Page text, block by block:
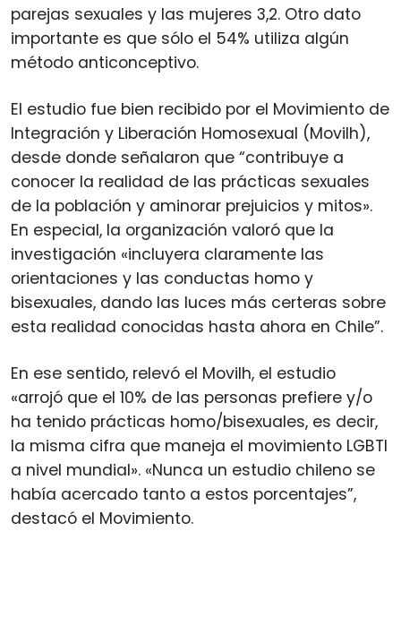
parejas sexuales y las mujeres 3,2. Otro dato
importante es que sólo el 54% utiliza algún
método anticonceptivo.
El estudio fue bien recibido por el Movimiento de
Integración y Liberación Homosexual (Movilh),
desde donde señalaron que “contribuye a
conocer la realidad de las prácticas sexuales
de la población y aminorar prejuicios y mitos».
En especial, la organización valoró que la
investigación «incluyera claramente las
orientaciones y las conductas homo y
bisexuales, dando las luces más certeras sobre
esta realidad conocidas hasta ahora en Chile”.
En ese sentido, relevó el Movilh, el estudio
«arrojó que el 10% de las personas prefiere y/o
ha tenido prácticas homo/bisexuales, es decir,
la misma cifra que maneja el movimiento LGBTI
a nivel mundial». «Nunca un estudio chileno se
había acercado tanto a estos porcentajes”,
destacó el Movimiento.